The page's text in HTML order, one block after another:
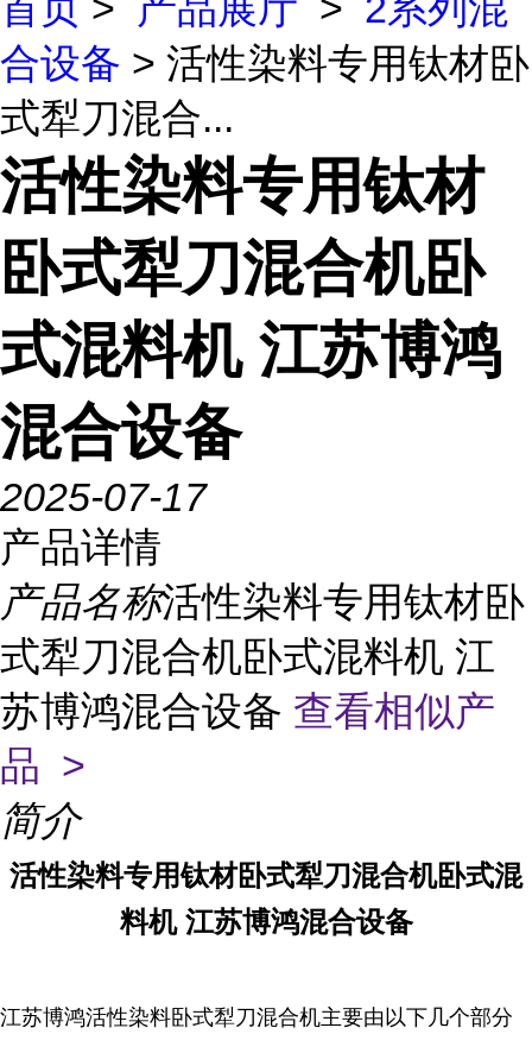
合设备 > 活性染料专用钛材卧
式犁刀混合...
活性染料专用钛材
卧式犁刀混合机卧
式混料机 江苏博鸿
混合设备
2025-07-17
产品详情
产品名称活性染料专用钛材卧
式犁刀混合机卧式混料机 江
苏博鸿混合设备 查看相似产
品 >
简介
活性染料专用钛材卧式犁刀混合机卧式混
料机 江苏博鸿混合设备
江苏博鸿活性染料卧式犁刀混合机主要由以下几个部分